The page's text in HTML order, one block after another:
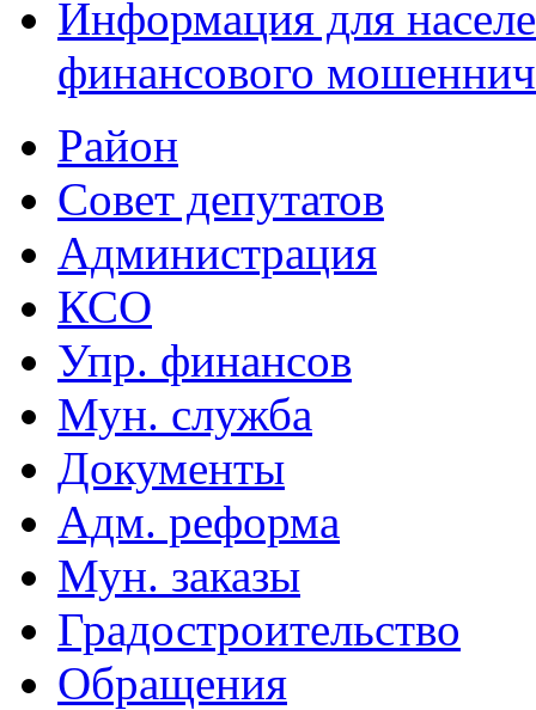
Информация для
финансового
Район
Совет депутатов
Администрация
КСО
Упр. финансов
Мун. служба
Документы
Адм. реформа
Мун. заказы
Градостроительство
Обращения